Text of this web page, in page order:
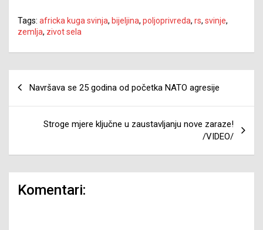
Tags: africka kuga svinja, bijeljina, poljoprivreda, rs, svinje,
zemlja, zivot sela
Navršava se 25 godina od početka NATO agresije
Stroge mjere ključne u zaustavljanju nove zaraze!
/VIDEO/
Komentari: